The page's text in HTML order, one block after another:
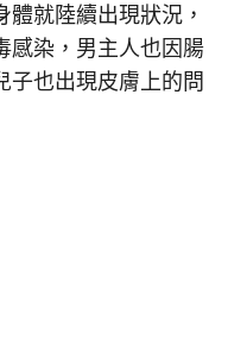
就陸續出現狀況，
感染，男主人也因腸
子也出現皮膚上的問